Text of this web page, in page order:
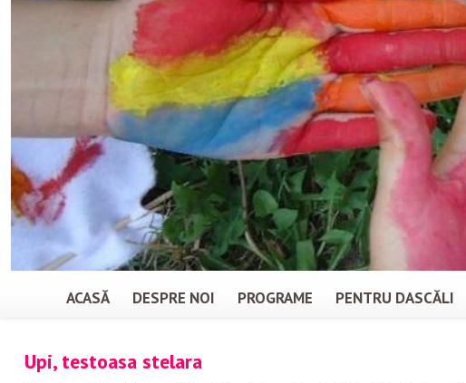
ACASĂ DESPRE NOI PROGRAME PENTRU DASCĂLI
Upi, testoasa stelara